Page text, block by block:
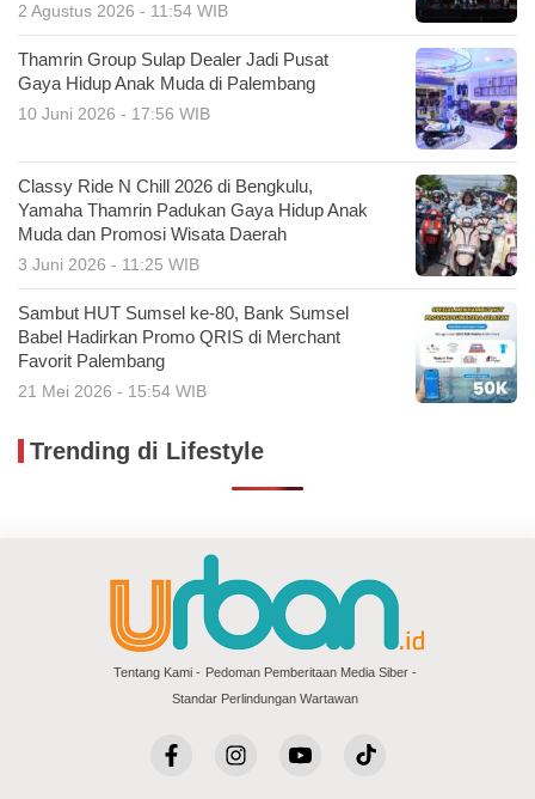
2 Agustus 2026 - 11:54 WIB
Thamrin Group Sulap Dealer Jadi Pusat
Gaya Hidup Anak Muda di Palembang
10 Juni 2026 - 17:56 WIB
Classy Ride N Chill 2026 di Bengkulu,
Yamaha Thamrin Padukan Gaya Hidup Anak
Muda dan Promosi Wisata Daerah
3 Juni 2026 - 11:25 WIB
Sambut HUT Sumsel ke-80, Bank Sumsel
Babel Hadirkan Promo QRIS di Merchant
Favorit Palembang
21 Mei 2026 - 15:54 WIB
Trending di Lifestyle
Tentang Kami
Pedoman Pemberitaan Media Siber
Standar Perlindungan Wartawan